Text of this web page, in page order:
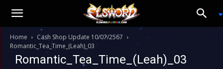
Home
Cash Shop Update 10/07/2567
Romantic_Tea_Time_(Leah)_03
Romantic_Tea_Time_(Leah)_03